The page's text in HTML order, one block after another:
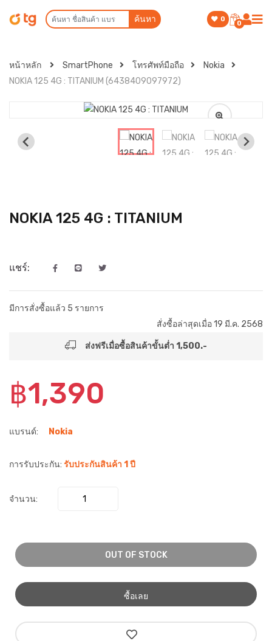
ค้นหา 0
0
หน้าหลัก SmartPhone โทรศัพท์มือถือ
Nokia
NOKIA 125 4G : TITANIUM (6438409097972)
NOKIA 125 4G : TITANIUM
แชร์:
มีการสั่งซื้อแล้ว 5 รายการ
สั่งซื้อล่าสุดเมื่อ 19 มี.ค. 2568
ส่งฟรีเมื่อซื้อสินค้าขั้นต่ำ 1,500.-
฿1,390
แบรนด์: Nokia
การรับประกัน: รับประกันสินค้า 1 ปี
จำนวน:
OUT OF STOCK
ซื้อเลย